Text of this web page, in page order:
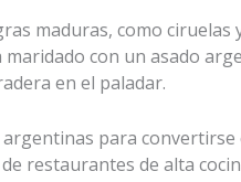
maduras, como ciruelas
con un asado
en el paladar.
para
restaurantes de alta